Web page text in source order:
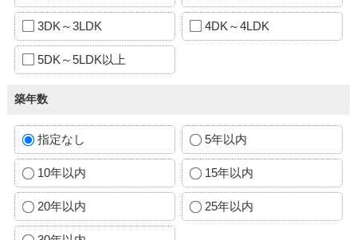
3DK～3LDK 4DK～4LDK
5DK～5LDK以上
築年数
指定なし 5年以内
10年以内 15年以内
20年以内 25年以内